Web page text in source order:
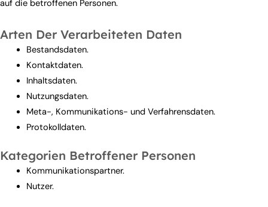
auf die betroffenen Personen.
Arten Der Verarbeiteten Daten
Bestandsdaten.
Kontaktdaten.
Inhaltsdaten.
Nutzungsdaten.
Meta-, Kommunikations- und Verfahrensdaten.
Protokolldaten.
Kategorien Betroffener Personen
Kommunikationspartner.
Nutzer.